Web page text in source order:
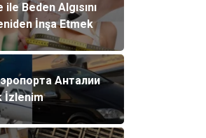
Beden Algısını
İnşa Etmek
Анталии
İzlenim